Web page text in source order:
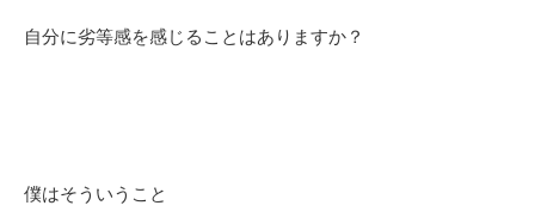
自分に劣等感を感じることはありますか？
僕はそういうこと